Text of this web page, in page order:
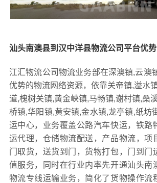
汕头南澳县到汉中洋县物流公司平台优势
江汇物流公司物流业务部在深澳镇,云澳
优势的物流网络资源，依靠关帝镇,溢水
道,槐树关镇,黄金峡镇,马畅镇,谢村镇,桑
桥镇,华阳镇,黄安镇,金水镇,龙亭镇,纸坊
运中心，业务覆盖公路汽车快运，铁路
运代理，仓储物流配送，产品物流，项
门取货，送货到门，货物打包，门到门
值服务，同时在行业内率先开通汕头南
物流专线运输业务，简化了货物操作流